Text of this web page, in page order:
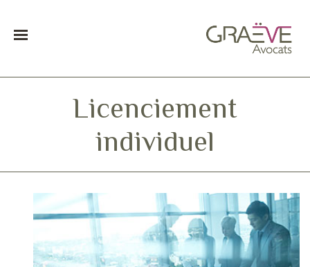
Licenciement
individuel